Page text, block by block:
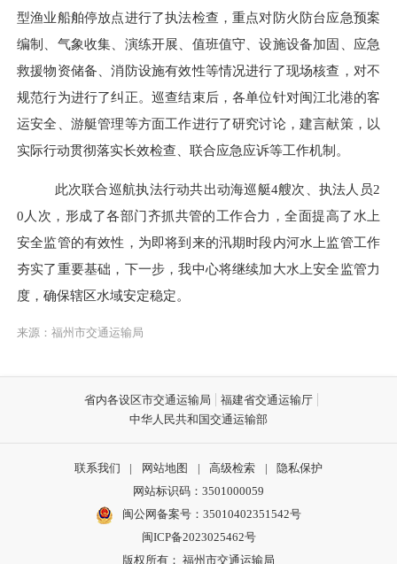
型渔业船舶停放点进行了执法检查，重点对防火防台应急预案
编制、气象收集、演练开展、值班值守、设施设备加固、应急
救援物资储备、消防设施有效性等情况进行了现场核查，对不
规范行为进行了纠正。巡查结束后，各单位针对闽江北港的客
运安全、游艇管理等方面工作进行了研究讨论，建言献策， 以
实际行动贯彻落实长效检查、联合应急应诉等工作机制。
此次联合巡航执法行动共出动海巡艇4艘次、执法人员2
0人次， 形成了各部门齐抓共管的工作合力，全面提高了水上
安全监管的有效性， 为即将到来的汛期时段内河水上监管工作
夯实了重要基础 ， 下一步，我中心将继续加大水上安全监管力
度，确保辖区水域安定稳定。
来源：福州市交通运输局
省内各设区市交通运输局
福建省交通运输厅
中华人民共和国交通运输部
联系我们 | 网站地图 | 高级检索 |
隐私保护
网站标识码：3501000059
闽公网备案号：35010402351542号
闽ICP备2023025462号
版权所有： 福州市交通运输局